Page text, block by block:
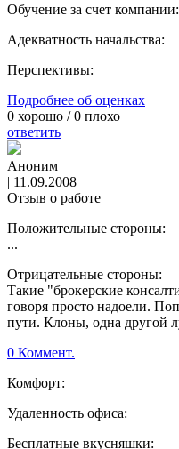
Обучение за счет компании:
Адекватность начальства:
Перспективы:
Подробнее об оценках
0 хорошо /0 плохо
ответить
Аноним
| 11.09.2008
Отзыв о работе
Положительные стороны:
...
Отрицательные стороны:
Такие "брокерские
говоря просто надоели.
пути. Клоны, одна другой
0 Коммент.
Комфорт:
Удаленность офиса:
Бесплатные вкусняшки: